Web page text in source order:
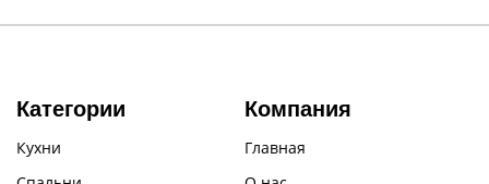
Категории
Кухни
Компания
Главная